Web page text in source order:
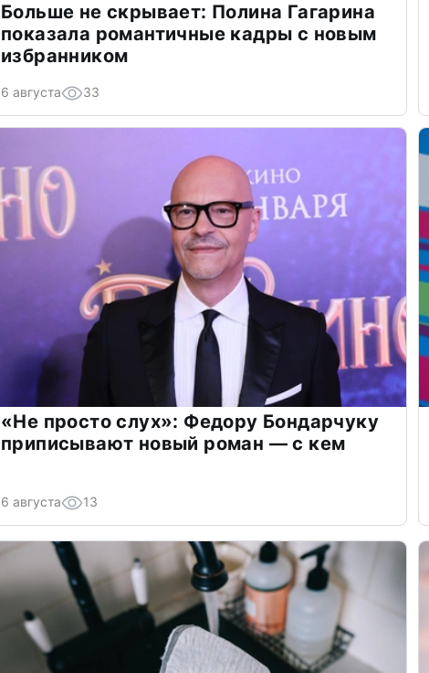
Больше не скрывает: Полина Гагарина
показала романтичные кадры с новым
избранником
6 августа 33
«Не просто слух»: Федору Бондарчуку
приписывают новый роман — с кем
6 августа 13